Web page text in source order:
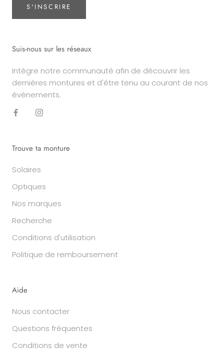
S'INSCRIRE
Suis-nous sur les réseaux
Intègre notre communauté afin de découvrir les
dernières montures et d'être tenu au courant de nos
événements.
Trouve ta monture
Solaires
Optiques
Nos marques
Recherche
Conditions d'utilisation
Politique de remboursement
Aide
Nous contacter
Questions fréquentes
Conditions de vente